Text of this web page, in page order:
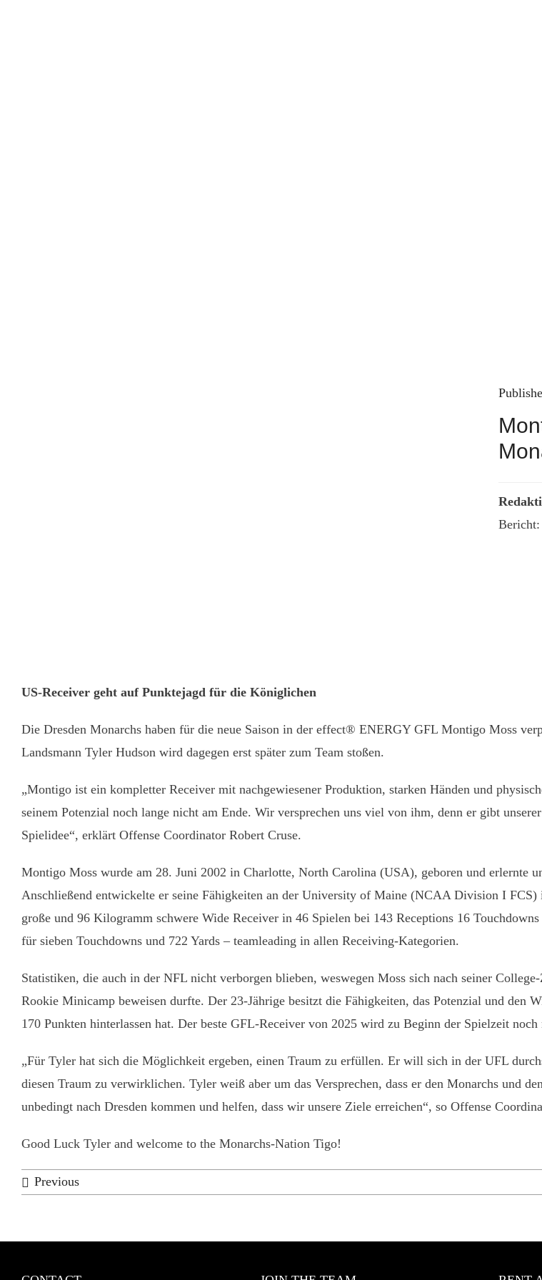
Bericht:
US-Receiver geht auf Punktejagd für die Königlichen
Die Dresden Monarchs haben für die neue Saison in der effect®️ ENERGY GFL Montigo Moss
Landsmann Tyler Hudson wird dagegen erst später zum Team stoßen.
„Montigo ist ein kompletter Receiver mit nachgewiesener Produktion, starken Händen und
seinem Potenzial noch lange nicht am Ende. Wir versprechen uns viel von ihm, denn er gibt
Spielidee“, erklärt Offense Coordinator Robert Cruse.
Montigo Moss wurde am 28. Juni 2002 in Charlotte, North Carolina (USA), geboren und erlernte
Anschließend entwickelte er seine Fähigkeiten an der University of Maine (NCAA Division I
große und 96 Kilogramm schwere Wide Receiver in 46 Spielen bei 143 Receptions 16
für sieben Touchdowns und 722 Yards – teamleading in allen Receiving-Kategorien.
Statistiken, die auch in der NFL nicht verborgen blieben, weswegen Moss sich nach seiner
Rookie Minicamp beweisen durfte. Der 23-Jährige besitzt die Fähigkeiten, das Potenzial und den
170 Punkten hinterlassen hat. Der beste GFL-Receiver von 2025 wird zu Beginn der Spielzeit
„Für Tyler hat sich die Möglichkeit ergeben, einen Traum zu erfüllen. Er will sich in der UFL
diesen Traum zu verwirklichen. Tyler weiß aber um das Versprechen, dass er den Monarchs und
unbedingt nach Dresden kommen und helfen, dass wir unsere Ziele erreichen“, so Offense
Good Luck Tyler and welcome to the Monarchs-Nation Tigo!
Previous